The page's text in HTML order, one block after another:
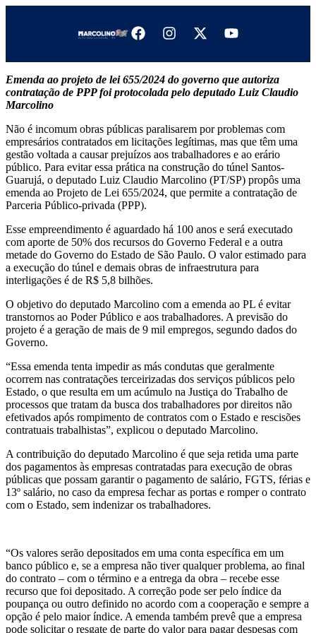
Emenda ao projeto de lei 655/2024 do governo que autoriza
contratação de PPP foi protocolada pelo deputado Luiz Claudio
Marcolino
Não é incomum obras públicas paralisarem por problemas com
empresários contratados em licitações legítimas, mas que têm uma
gestão voltada a causar prejuízos aos trabalhadores e ao erário
público. Para evitar essa prática na construção do túnel Santos-
Guarujá, o deputado Luiz Claudio Marcolino (PT/SP) propôs uma
emenda ao Projeto de Lei 655/2024, que permite a contratação de
Parceria Público-privada (PPP).
Esse empreendimento é aguardado há 100 anos e será executado
com aporte de 50% dos recursos do Governo Federal e a outra
metade do Governo do Estado de São Paulo. O valor estimado para
a execução do túnel e demais obras de infraestrutura para
interligações é de R$ 5,8 bilhões.
O objetivo do deputado Marcolino com a emenda ao PL é evitar
transtornos ao Poder Público e aos trabalhadores. A previsão do
projeto é a geração de mais de 9 mil empregos, segundo dados do
Governo.
“Essa emenda tenta impedir as más condutas que geralmente
ocorrem nas contratações terceirizadas dos serviços públicos pelo
Estado, o que resulta em um acúmulo na Justiça do Trabalho de
processos que tratam da busca dos trabalhadores por direitos não
efetivados após rompimento de contratos com o Estado e rescisões
contratuais trabalhistas”, explicou o deputado Marcolino.
A contribuição do deputado Marcolino é que seja retida uma parte
dos pagamentos às empresas contratadas para execução de obras
públicas que possam garantir o pagamento de salário, FGTS, férias e
13º salário, no caso da empresa fechar as portas e romper o contrato
com o Estado, sem indenizar os trabalhadores.
“Os valores serão depositados em uma conta específica em um
banco público e, se a empresa não tiver qualquer problema, ao final
do contrato – com o término e a entrega da obra – recebe esse
recurso que foi depositado. A correção pode ser pelo índice da
poupança ou outro definido no acordo com a cooperação e sempre a
opção é pelo maior índice. A emenda também prevê que a empresa
pode solicitar o resgate de parte do valor para pagar despesas com